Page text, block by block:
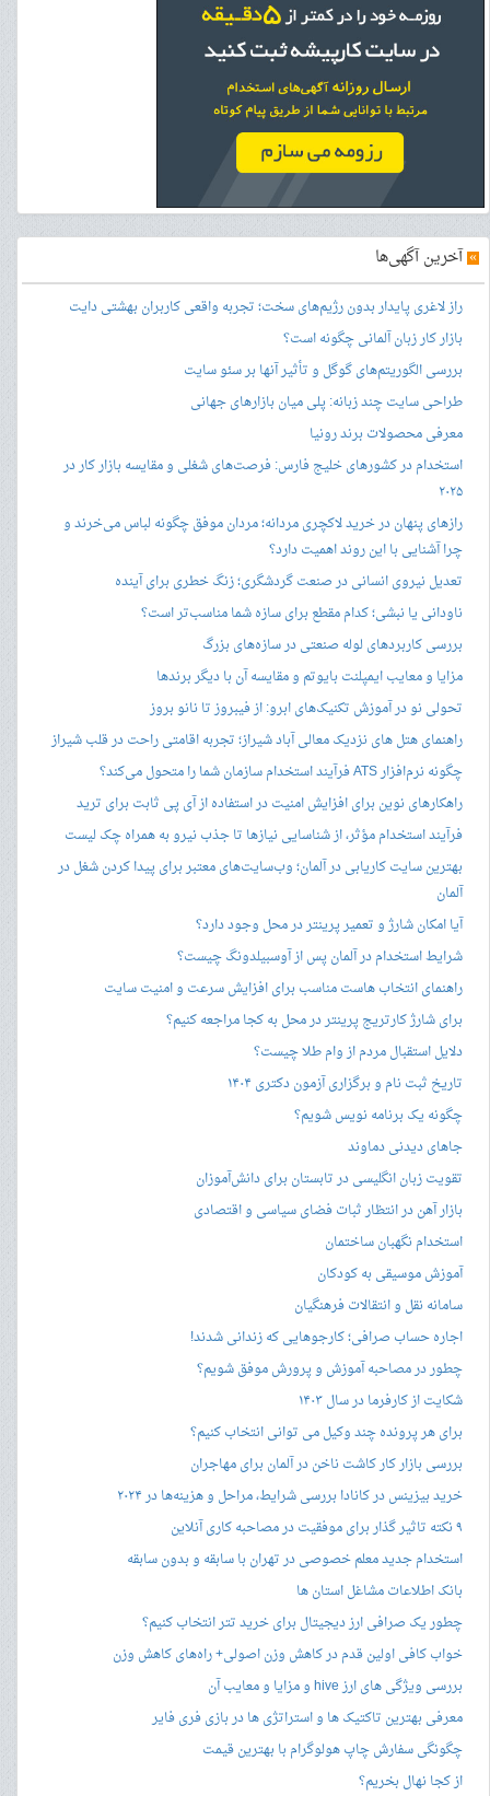
»آخرین آگهی‌ها
راز لاغری پایدار بدون رژیم‌های سخت؛ تجربه واقعی کاربران بهشتی دایت
بازار کار زبان آلمانی چگونه است؟
بررسی الگوریتم‌های گوگل و تأثیر آنها بر سئو سایت
طراحی سایت چند زبانه: پلی میان بازارهای جهانی
معرفی محصولات برند رونیا
استخدام در کشورهای خلیج فارس: فرصت‌های شغلی و مقایسه بازار کار در
۲۰۲۵
رازهای پنهان در خرید لاکچری مردانه؛ مردان موفق چگونه لباس می‌خرند و
چرا آشنایی با این روند اهمیت دارد؟
تعدیل نیروی انسانی در صنعت گردشگری؛ زنگ خطری برای آینده
ناودانی یا نبشی؛ کدام مقطع برای سازه شما مناسب‌تر است؟
بررسی کاربردهای لوله صنعتی در سازه‌های بزرگ
مزایا و معایب ایمپلنت بایوتم و مقایسه آن با دیگر برندها
تحولی نو در آموزش تکنیک‌های ابرو: از فیبروز تا نانو بروز
راهنمای هتل های نزدیک معالی آباد شیراز؛ تجربه اقامتی راحت در قلب شیراز
چگونه نرم‌افزار ATS فرآیند استخدام سازمان شما را متحول می‌کند؟
راهکارهای نوین برای افزایش امنیت در استفاده از آی پی ثابت برای ترید
فرآیند استخدام مؤثر، از شناسایی نیازها تا جذب نیرو به همراه چک لیست
بهترین سایت کاریابی در آلمان؛ وب‌سایت‌های معتبر برای پیدا کردن شغل در
آلمان
آیا امکان شارژ و تعمیر پرینتر در محل وجود دارد؟
شرایط استخدام در آلمان پس از آوسبیلدونگ چیست؟
راهنمای انتخاب هاست مناسب برای افزایش سرعت و امنیت سایت
برای شارژ کارتریج پرینتر در محل به کجا مراجعه کنیم؟
دلایل استقبال مردم از وام طلا چیست؟
تاریخ ثبت نام و برگزاری آزمون دکتری ۱۴۰۴
چگونه یک برنامه نویس شویم؟
جاهای دیدنی دماوند
تقویت زبان انگلیسی در تابستان برای دانش‌آموزان
بازار آهن در انتظار ثبات فضای سیاسی و اقتصادی
استخدام نگهبان ساختمان
آموزش موسیقی به کودکان
سامانه نقل و انتقالات فرهنگیان
اجاره حساب صرافی؛ کارجوهایی که زندانی شدند!
چطور در مصاحبه‌ آموزش و پرورش موفق شویم؟
شکایت از کارفرما در سال ۱۴۰۳
برای هر پرونده چند وکیل می توانی انتخاب کنیم؟
بررسی بازار کار کاشت ناخن در آلمان برای مهاجران
خرید بیزینس در کانادا بررسی شرایط، مراحل و هزینه‌ها در ۲۰۲۴
۹ نکته تاثیر گذار برای موفقیت در مصاحبه کاری آنلاین
استخدام جدید معلم خصوصی در تهران با سابقه و بدون سابقه
بانک اطلاعات مشاغل استان ها
چطور یک صرافی ارز دیجیتال برای خرید تتر انتخاب کنیم؟
خواب کافی اولین قدم در کاهش وزن اصولی+ راه‌های کاهش وزن
بررسی ویژگی های ارز hive و مزایا و معایب آن
معرفی بهترین تاکتیک ها و استراتژی ها در بازی فری فایر
چگونگی سفارش چاپ هولوگرام با بهترین قیمت
از کجا نهال بخریم؟